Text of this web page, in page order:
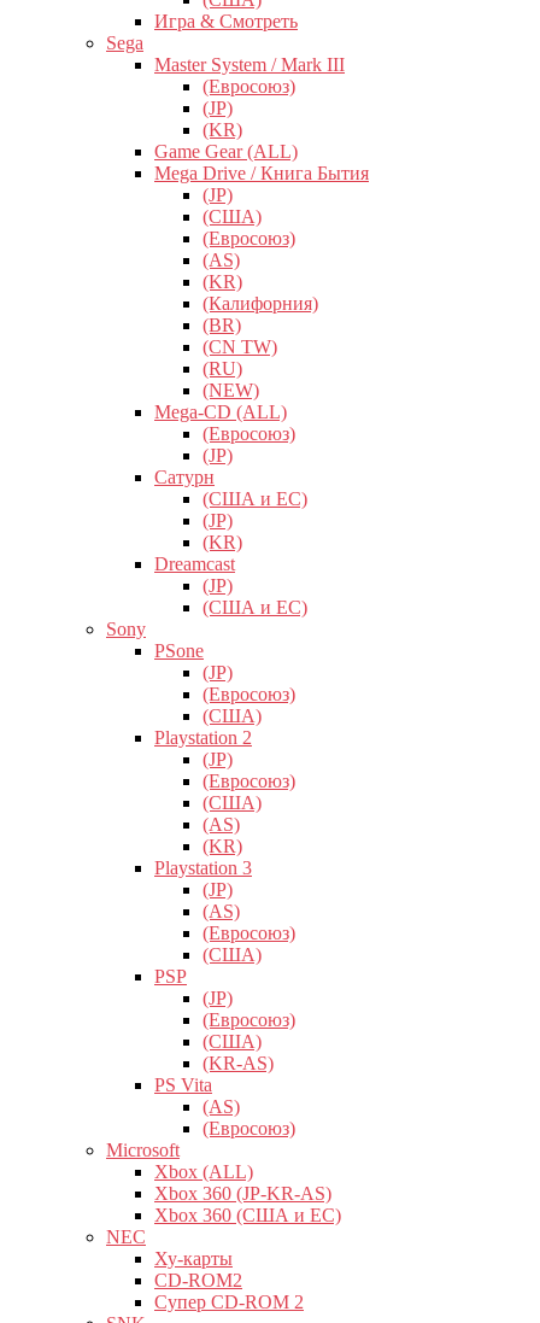
Игра & Смотреть
Sega
Master System / Mark III
(Евросоюз)
(JP)
(KR)
Game Gear (ALL)
Mega Drive / Книга Бытия
(JP)
(США)
(Евросоюз)
(AS)
(KR)
(Калифорния)
(BR)
(CN TW)
(RU)
(NEW)
Mega-CD (ALL)
(Евросоюз)
(JP)
Сатурн
(США и ЕС)
(JP)
(KR)
Dreamcast
(JP)
(США и ЕС)
Sony
PSone
(JP)
(Евросоюз)
(США)
Playstation 2
(JP)
(Евросоюз)
(США)
(AS)
(KR)
Playstation 3
(JP)
(AS)
(Евросоюз)
(США)
PSP
(JP)
(Евросоюз)
(США)
(KR-AS)
PS Vita
(AS)
(Евросоюз)
Microsoft
Xbox (ALL)
Xbox 360 (JP-KR-AS)
Xbox 360 (США и ЕС)
NEC
Ху-карты
CD-ROM2
Супер CD-ROM 2